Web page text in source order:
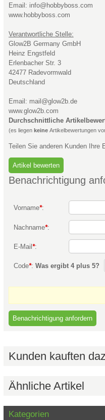
Email: info@hobbyboss.com
www.hobbyboss.com
Verantwortliche Stelle:
Glow2B Germany GmbH
Heinz Engstfeld
Erlenbacher Str. 3
42477 Radevormwald
Deutschland
Email: mail@glow2b.de
www.glow2b.com
Durchschnittliche
(es liegen keine Artikelbewertungen
Teilen Sie anderen Kunden Ihre
Benachrichtigung
Vorname*:
Nachname*:
E-Mail *:
Code*: Was ergibt 4 plus 5?
Kunden kauften
Ähnliche Artikel
Kategorien